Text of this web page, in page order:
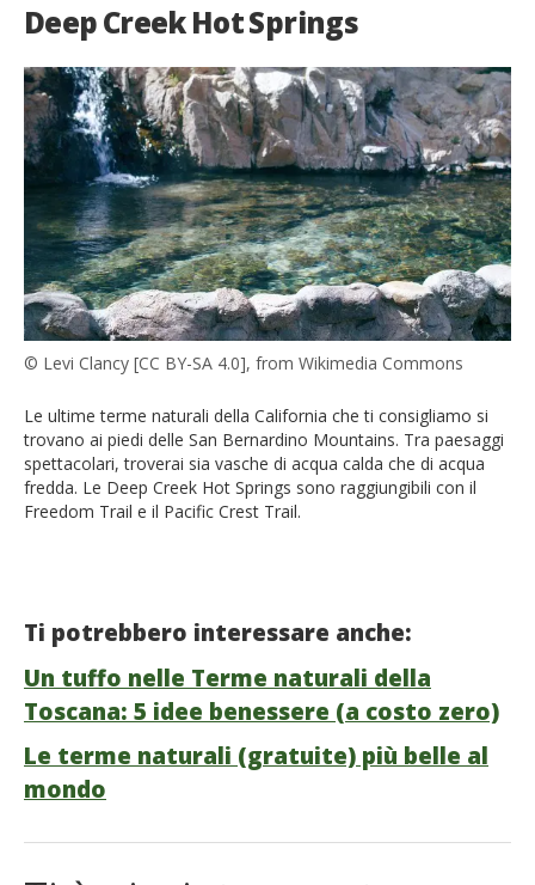
Deep Creek Hot Springs
© Levi Clancy [CC BY-SA 4.0], from Wikimedia Commons
Le ultime terme naturali della California che ti consigliamo si
trovano ai piedi delle San Bernardino Mountains. Tra paesaggi
spettacolari, troverai sia vasche di acqua calda che di acqua
fredda. Le Deep Creek Hot Springs sono raggiungibili con il
Freedom Trail e il Pacific Crest Trail.
Ti potrebbero interessare anche:
Un tuffo nelle Terme naturali della
Toscana: 5 idee benessere (a costo zero)
Le terme naturali (gratuite) più belle al
mondo